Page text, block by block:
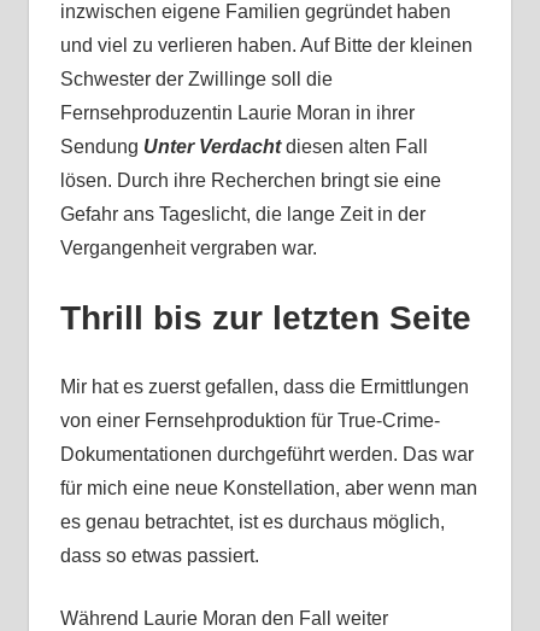
inzwischen eigene Familien gegründet haben
und viel zu verlieren haben. Auf Bitte der kleinen
Schwester der Zwillinge soll die
Fernsehproduzentin Laurie Moran in ihrer
Sendung Unter Verdachtdiesen alten Fall
lösen. Durch ihre Recherchen bringt sie eine
Gefahr ans Tageslicht, die lange Zeit in der
Vergangenheit vergraben war.
Thrill bis zur letzten Seite
Mir hat es zuerst gefallen, dass die Ermittlungen
von einer Fernsehproduktion für True-Crime-
Dokumentationen durchgeführt werden. Das war
für mich eine neue Konstellation, aber wenn man
es genau betrachtet, ist es durchaus möglich,
dass so etwas passiert.
Während Laurie Moran den Fall weiter